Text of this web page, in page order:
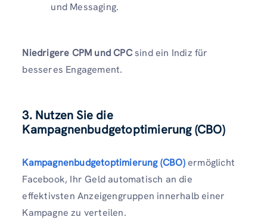
und Messaging.
Niedrigere CPM und CPCsind ein Indiz für
besseres Engagement.
3. Nutzen Sie die
Kampagnenbudgetoptimierung (CBO)
Kampagnenbudgetoptimierung (CBO) ermöglicht
Facebook, Ihr Geld automatisch an die
effektivsten Anzeigengruppen innerhalb einer
Kampagne zu verteilen.